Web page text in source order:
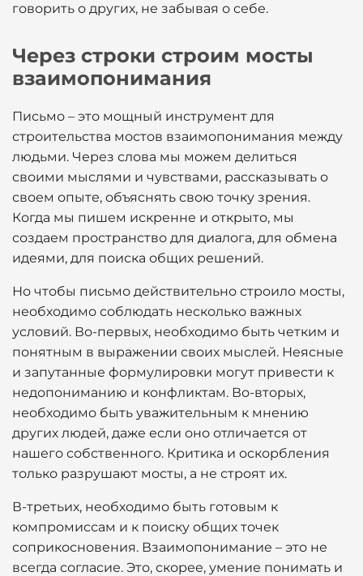
говорить о других, не забывая о себе.
Через строки строим мосты
взаимопонимания
Письмо – это мощный инструмент для
строительства мостов взаимопонимания между
людьми. Через слова мы можем делиться
своими мыслями и чувствами, рассказывать о
своем опыте, объяснять свою точку зрения.
Когда мы пишем искренне и открыто, мы
создаем пространство для диалога, для обмена
идеями, для поиска общих решений.
Но чтобы письмо действительно строило мосты,
необходимо соблюдать несколько важных
условий. Во-первых, необходимо быть четким и
понятным в выражении своих мыслей. Неясные
и запутанные формулировки могут привести к
недопониманию и конфликтам. Во-вторых,
необходимо быть уважительным к мнению
других людей, даже если оно отличается от
нашего собственного. Критика и оскорбления
только разрушают мосты, а не строят их.
В-третьих, необходимо быть готовым к
компромиссам и к поиску общих точек
соприкосновения. Взаимопонимание – это не
всегда согласие. Это, скорее, умение понимать и